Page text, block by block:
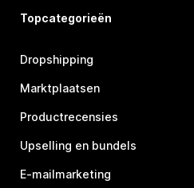
Topcategorieën
Dropshipping
Marktplaatsen
Productrecensies
Upselling en bundels
E-mailmarketing